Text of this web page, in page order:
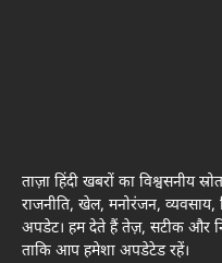
ताज़ा हिंदी खबरों का विश्वसनीय
राजनीति, खेल, मनोरंजन, व्यवसाय,
अपडेट। हम देते हैं तेज़, सटीक और
ताकि आप हमेशा अपडेटेड रहें।